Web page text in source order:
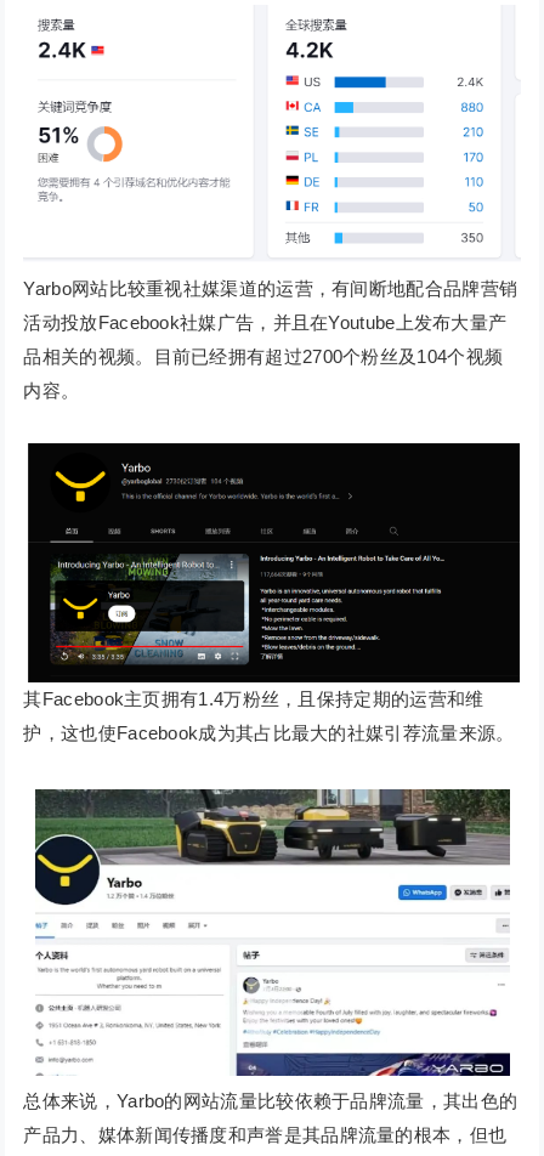
Yarbo网站比较重视社媒渠道的运营，有间断地配合品牌营销
活动投放Facebook社媒广告，并且在Youtube上发布大量产
品相关的视频。目前已经拥有超过2700个粉丝及104个视频
内容。
其Facebook主页拥有1.4万粉丝，且保持定期的运营和维
护，这也使Facebook成为其占比最大的社媒引荐流量来源。
总体来说，Yarbo的网站流量比较依赖于品牌流量，其出色的
产品力、媒体新闻传播度和声誉是其品牌流量的根本，但也